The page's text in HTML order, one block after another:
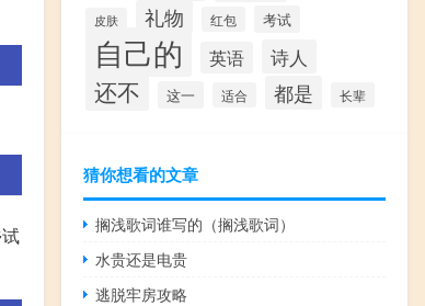
皮肤 礼物 红包 考试
自己的 英语 诗人
还不 这一 适合 都是 长辈
猜你想看的文章
搁浅歌词谁写的（搁浅歌词）
水贵还是电贵
逃脱牢房攻略